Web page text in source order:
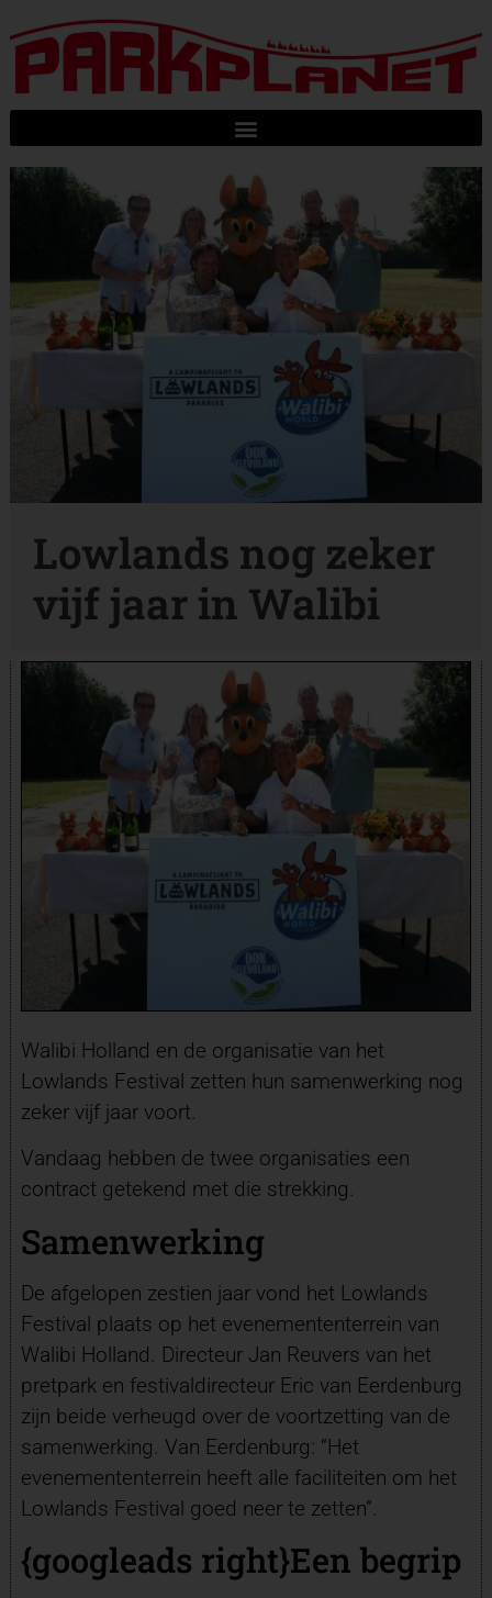
Lowlands nog zeker
vijf jaar in Walibi
Walibi Holland en de organisatie van het
Lowlands Festival zetten hun samenwerking nog
zeker vijf jaar voort.
Vandaag hebben de twee organisaties een
contract getekend met die strekking.
Samenwerking
De afgelopen zestien jaar vond het Lowlands
Festival plaats op het evenemententerrein van
Walibi Holland. Directeur Jan Reuvers van het
pretpark en festivaldirecteur Eric van Eerdenburg
zijn beide verheugd over de voortzetting van de
samenwerking. Van Eerdenburg: “Het
evenemententerrein heeft alle faciliteiten om het
Lowlands Festival goed neer te zetten”.
{googleads right}Een begrip